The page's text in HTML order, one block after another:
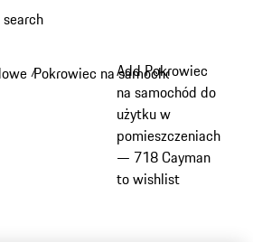
/Pokrowiec na samochód/
Add Pokrowiec
na samochód do
użytku w
pomieszczeniach
— 718 Cayman
to wishlist